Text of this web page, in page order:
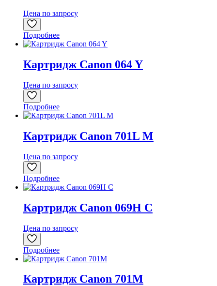
Цена по запросу
Подробнее
Картридж Canon 064 Y
Цена по запросу
Подробнее
Картридж Canon 701L M
Цена по запросу
Подробнее
Картридж Canon 069H C
Цена по запросу
Подробнее
Картридж Canon 701M